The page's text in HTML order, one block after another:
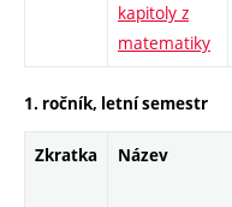
kapitoly z
matematiky
1. ročník, letní semestr
Zkratka Název